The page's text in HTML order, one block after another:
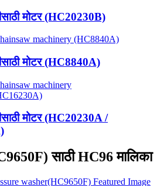
मोटर (HC20230B)
मोटर (HC8840A)
मोटर (HC20230A /
साठी HC96 मालिका